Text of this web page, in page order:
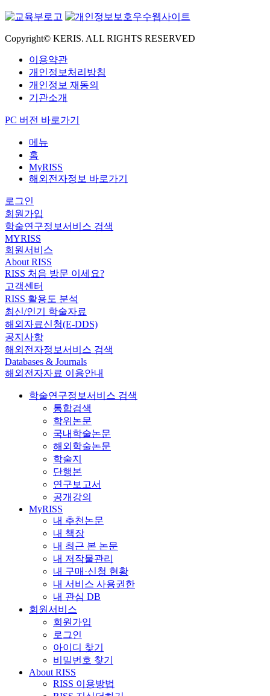
Copyright© KERIS. ALL RIGHTS RESERVED
이용약관
개인정보처리방침
개인정보 재동의
기관소개
PC 버전 바로가기
메뉴
홈
MyRISS
해외전자정보 바로가기
로그인
회원가입
학술연구정보서비스 검색
MYRISS
회원서비스
About RISS
RISS 처음 방문 이세요?
고객센터
RISS 활용도 분석
최신/인기 학술자료
해외자료신청(E-DDS)
공지사항
해외전자정보서비스 검색
Databases & Journals
해외전자자료 이용안내
학술연구정보서비스 검색
통합검색
학위논문
국내학술논문
해외학술논문
학술지
단행본
연구보고서
공개강의
MyRISS
내 추천논문
내 책장
내 최근 본 논문
내 저작물관리
내 구매·신청 현황
내 서비스 사용권한
내 관심 DB
회원서비스
회원가입
로그인
아이디 찾기
비밀번호 찾기
About RISS
RISS 이용방법